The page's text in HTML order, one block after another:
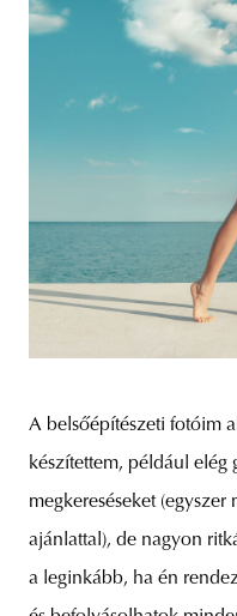
A belsőépítészeti fotóim
készítettem, például
megkereséseket
ajánlattal), de nagyon
a leginkább, ha én